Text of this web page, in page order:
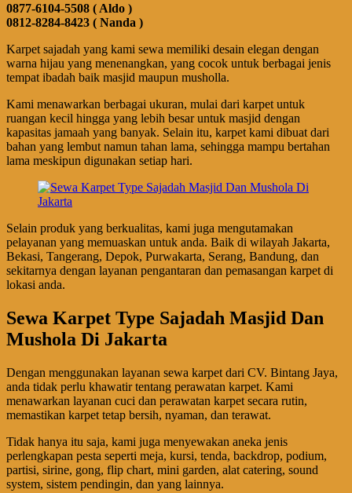
0877-6104-5508 ( Aldo )
0812-8284-8423 ( Nanda )
Karpet sajadah yang kami sewa memiliki desain elegan dengan
warna hijau yang menenangkan, yang cocok untuk berbagai jenis
tempat ibadah baik masjid maupun musholla.
Kami menawarkan berbagai ukuran, mulai dari karpet untuk
ruangan kecil hingga yang lebih besar untuk masjid dengan
kapasitas jamaah yang banyak. Selain itu, karpet kami dibuat dari
bahan yang lembut namun tahan lama, sehingga mampu bertahan
lama meskipun digunakan setiap hari.
Selain produk yang berkualitas, kami juga mengutamakan
pelayanan yang memuaskan untuk anda. Baik di wilayah Jakarta,
Bekasi, Tangerang, Depok, Purwakarta, Serang, Bandung, dan
sekitarnya dengan layanan pengantaran dan pemasangan karpet di
lokasi anda.
Sewa Karpet Type Sajadah Masjid Dan
Mushola Di Jakarta
Dengan menggunakan layanan sewa karpet dari CV. Bintang Jaya,
anda tidak perlu khawatir tentang perawatan karpet. Kami
menawarkan layanan cuci dan perawatan karpet secara rutin,
memastikan karpet tetap bersih, nyaman, dan terawat.
Tidak hanya itu saja, kami juga menyewakan aneka jenis
perlengkapan pesta seperti meja, kursi, tenda, backdrop, podium,
partisi, sirine, gong, flip chart, mini garden, alat catering, sound
system, sistem pendingin, dan yang lainnya.